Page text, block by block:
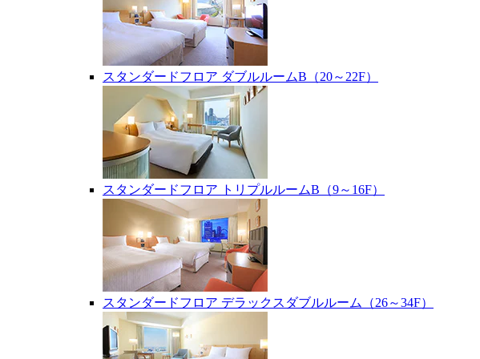
スタンダードフロア ダブルルームB（20～22F）
スタンダードフロア トリプルルームB（9～16F）
スタンダードフロア デラックスダブルルーム（26～34F）